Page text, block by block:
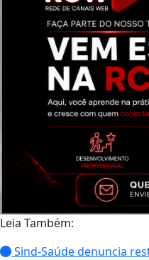
Leia Também:
Sind-Saúde denuncia